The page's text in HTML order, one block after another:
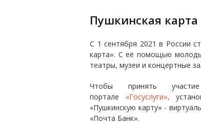
Пушкинская карта
С 1 сентября 2021 в России
карта». С её помощью
театры, музеи и концертные
Чтобы принять
портале «Госуслуги»,
«Пушкинскую карту» -
«Почта Банк».